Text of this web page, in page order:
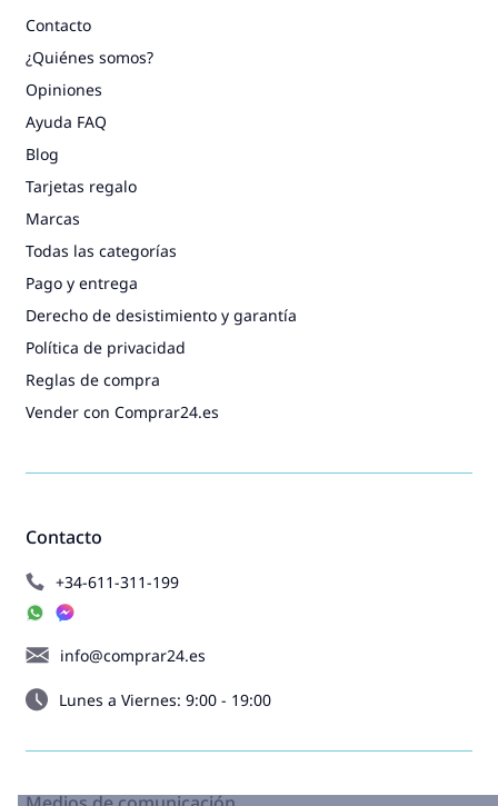
Contacto
+34-611-311-199
info@comprar24.es
Lunes a Viernes: 9:00 - 19:00
Contacto
¿Quiénes somos?
Opiniones
Ayuda FAQ
Blog
Tarjetas regalo
Marcas
Todas las categorías
Pago y entrega
Derecho de desistimiento y garantía
Política de privacidad
Reglas de compra
Vender con Comprar24.es